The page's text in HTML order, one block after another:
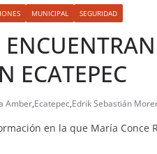
MUNICIPAL SEGURIDAD
ECATEPEC
Amber,Ecatepec,Edrik Sebastián
en la que María Conce